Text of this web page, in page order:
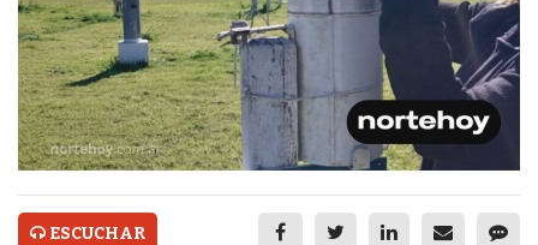
SERVICIOS
PRONÓSTICO
HORÓSCOPO
QUÉ ES
ESCUCHAR